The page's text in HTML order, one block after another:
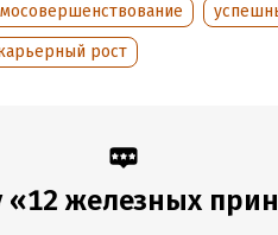
рост
железных